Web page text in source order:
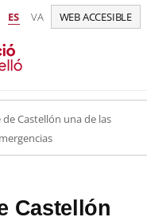
ES VA WEB ACCESIBLE
Castellón una de las
Castellón